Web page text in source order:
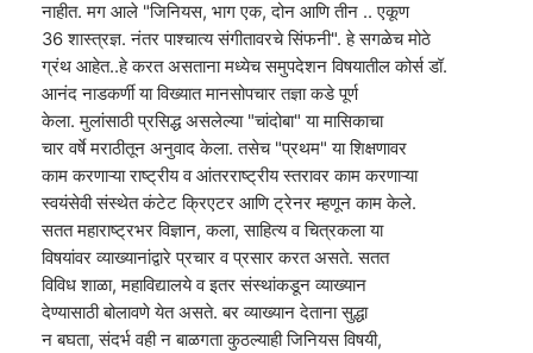
नाहीत. मग आले "जिनियस, भाग एक, दोन आणि तीन .. एकूण
36 शास्त्रज्ञ. नंतर पाश्चात्य संगीतावरचे सिंफनी". हे सगळेच मोठे
ग्रंथ आहेत..हे करत असताना मध्येच समुपदेशन विषयातील कोर्स डॉ.
आनंद नाडकर्णी या विख्यात मानसोपचार तज्ञा कडे पूर्ण
केला. मुलांसाठी प्रसिद्ध असलेल्या "चांदोबा" या मासिकाचा
चार वर्षे मराठीतून अनुवाद केला. तसेच "प्रथम" या शिक्षणावर
काम करणाऱ्या राष्ट्रीय व आंतरराष्ट्रीय स्तरावर काम करणाऱ्या
स्वयंसेवी संस्थेत कंटेट क्रिएटर आणि ट्रेनर म्हणून काम केले.
सतत महाराष्ट्रभर विज्ञान, कला, साहित्य व चित्रकला या
विषयांवर व्याख्यानांद्वारे प्रचार व प्रसार करत असते. सतत
विविध शाळा, महाविद्यालये व इतर संस्थांकडून व्याख्यान
देण्यासाठी बोलावणे येत असते. बर व्याख्यान देताना सुद्धा
न बघता, संदर्भ वही न बाळगता कुठल्याही जिनियस विषयी,